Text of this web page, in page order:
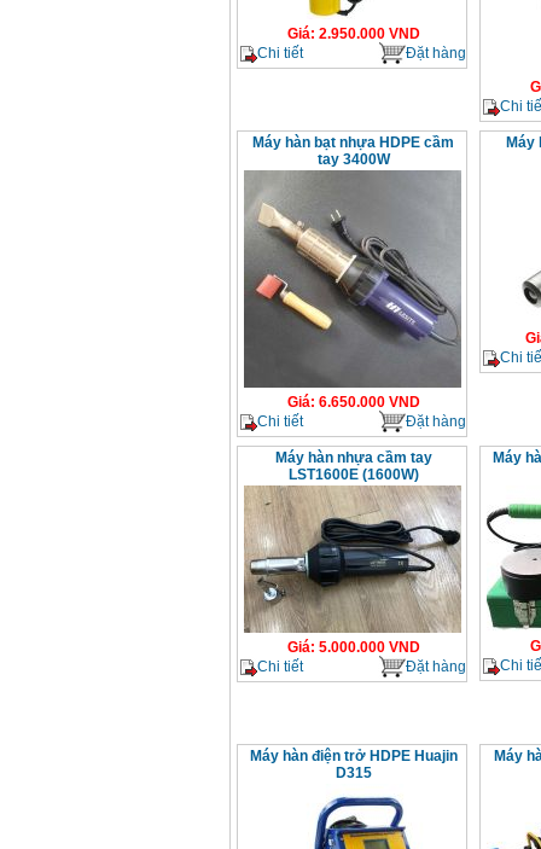
Giá: 2.950.000VND
Chi tiết
Đặt hàng
Chi
Máy hàn bạt nhựa HDPE cầm
tay 3400W
Giá: 6.650.000VND
Chi tiết
Đặt hàng
Máy
Chi
Máy hàn nhựa cầm tay
LST1600E (1600W)
Giá: 5.000.000VND
Chi tiết
Đặt hàng
Máy
Chi
Máy hàn điện trở HDPE Huajin
D315
Máy